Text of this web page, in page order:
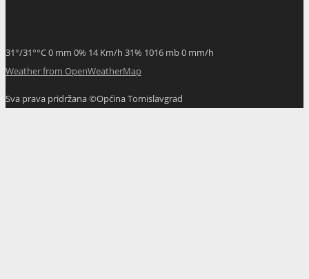
31°/31°°C0 mm 0% 14 Km/h 31% 1016 mb0 mm/h
Weather from OpenWeatherMap
Sva prava pridržana ©Općina Tomislavgrad